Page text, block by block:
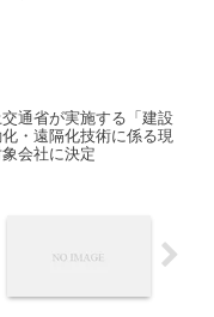
通省が実施する「建設
・遠隔化技術に係る現
会社に決定